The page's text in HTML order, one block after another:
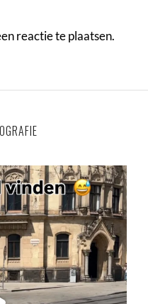
reactie te plaatsen.